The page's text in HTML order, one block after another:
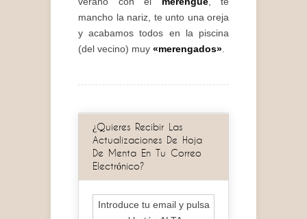
mancho la nariz, te unto una oreja
y acabamos todos en la piscina
(del vecino) muy «merengados»
¿Quieres Recibir Las
Actualizaciones De Hoja
De Menta En Tu Correo
Electrónico?
Introduce tu email y pulsa